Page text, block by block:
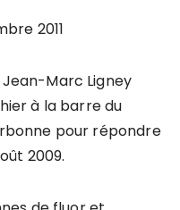
2011
Marc Ligney
à la barre du
pour répondre
2009.